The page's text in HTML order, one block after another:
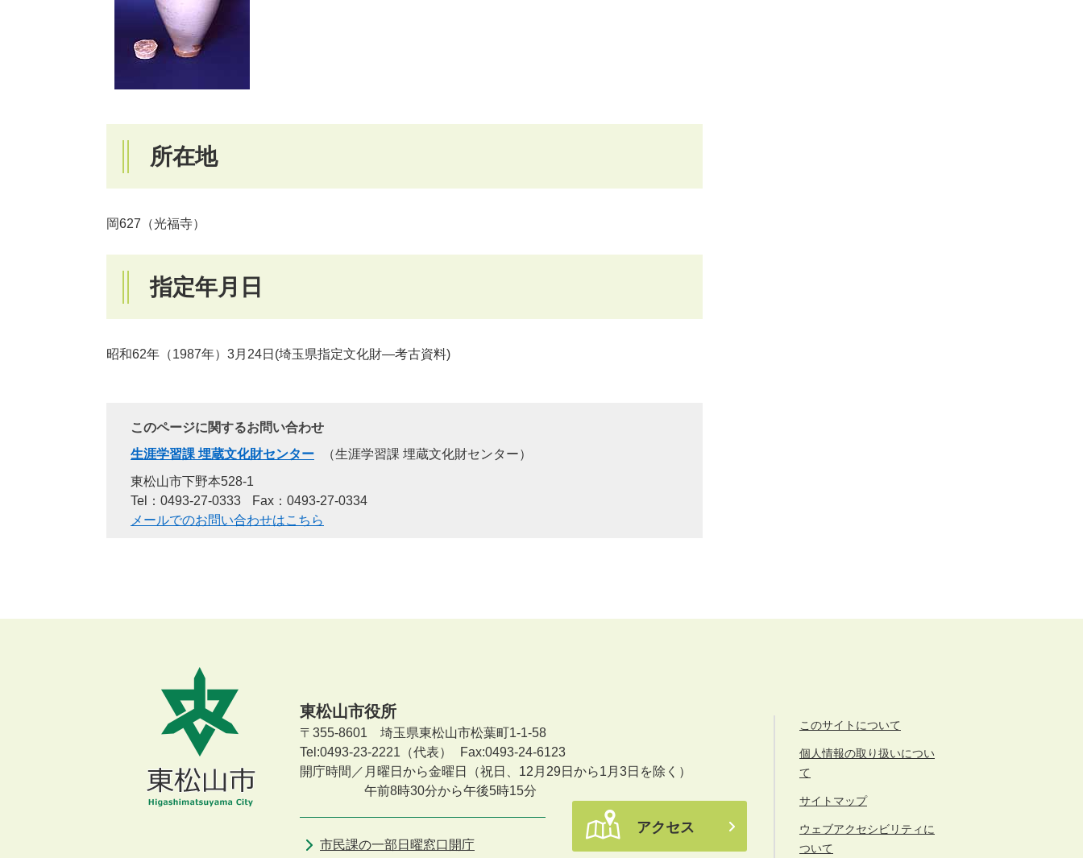
所在地
岡627（光福寺）
指定年月日
昭和62年（1987年）3月24日(埼玉県指定文化財―考古資料)
このページに関するお問い合わせ
生涯学習課 埋蔵文化財センター
生涯学習課 埋蔵文化財センター
東松山市下野本528-1
Tel：0493-27-0333
Fax：0493-27-0334
メールでのお問い合わせはこちら
東松山市役所
〒355-8601 埼玉県東松山市松葉町1-1-58
Tel:0493-23-2221（代表）
Fax:0493-24-6123
開庁時間／月曜日から金曜日
（祝日、12月29日から1月3日を除く）
午前8時30分から午後5時15分
市民課の一部日曜窓口開庁
アクセス
このサイトについて
個人情報の取り扱いについ
て
サイトマップ
ウェブアクセシビリティに
ついて